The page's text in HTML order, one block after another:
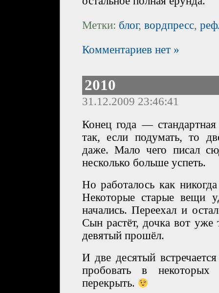
Метки: блог, вордпресс,
Комментариев нет »
2010
31.12.2009 23:46:41
Конец года —
так, если подумать, то
даже. Мало чего писал
несколько больше успеть.
Но работалось как
Некоторые старые вещи
начались. Переехал и
Сын растёт, дочка вот
девятый прошёл.
И две десятый
пробовать в некоторых
перекрыть.